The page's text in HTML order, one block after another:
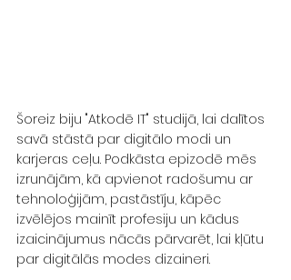
Šoreiz biju "Atkodē IT" studijā, lai dalītos
savā stāstā par digitālo modi un
karjeras ceļu. Podkāsta epizodē mēs
izrunājām, kā apvienot radošumu ar
tehnoloģijām, pastāstīju, kāpēc
izvēlējos mainīt profesiju un kādus
izaicinājumus nācās pārvarēt, lai kļūtu
par digitālās modes dizaineri.